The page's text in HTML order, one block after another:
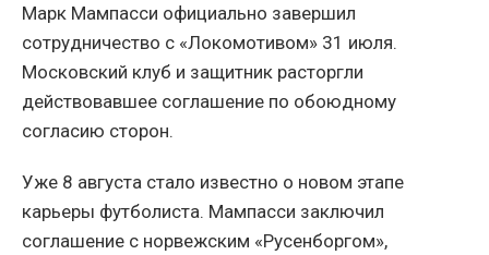
Марк Мампасси официально завершил
сотрудничество с «Локомотивом» 31 июля.
Московский клуб и защитник расторгли
действовавшее соглашение по обоюдному
согласию сторон.
Уже 8 августа стало известно о новом этапе
карьеры футболиста. Мампасси заключил
соглашение с норвежским «Русенборгом»,